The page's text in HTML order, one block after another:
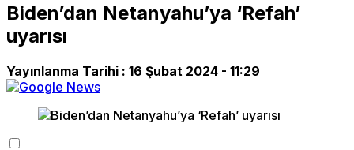
Biden’dan Netanyahu’ya ‘Refah’
uyarısı
Yayınlanma Tarihi : 16 Şubat 2024 - 11:29